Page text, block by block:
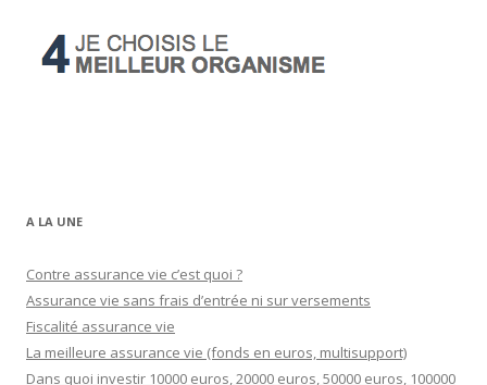
A LA UNE
Contre assurance vie c’est quoi ?
Assurance vie sans frais d’entrée ni sur versements
Fiscalité assurance vie
La meilleure assurance vie (fonds en euros, multisupport)
Dans quoi investir 10000 euros, 20000 euros, 50000 euros, 100000